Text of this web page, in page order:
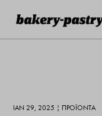
ΙΑΝ 29, 2025 |ΠΡΟΪΌΝΤΑ